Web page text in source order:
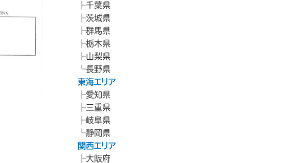
千葉県
茨城県
群馬県
栃木県
山梨県
長野県
東海エリア
愛知県
三重県
岐阜県
静岡県
関西エリア
大阪府